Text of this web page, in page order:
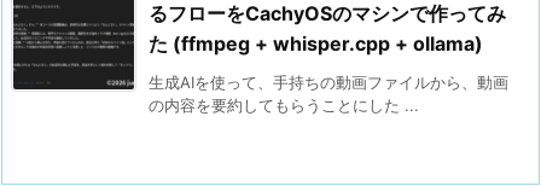
るフローをCachyOSのマシンで作ってみ
た (ffmpeg + whisper.cpp + ollama)
生成AIを使って、手持ちの動画ファイルから、動画
の内容を要約してもらうことにした ...